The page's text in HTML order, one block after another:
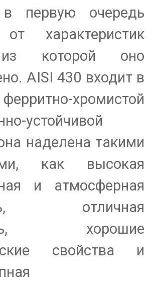
в первую очередь
характеристик
которой оно
AISI 430 входит в
хромистой
устойчивой
наделена такими
как высокая
и атмосферная
отличная
хорошие
свойства и